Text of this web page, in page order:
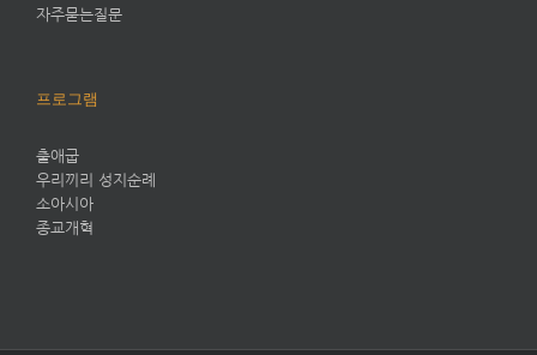
자주묻는질문
프로그램
출애굽
우리끼리 성지순례
소아시아
종교개혁